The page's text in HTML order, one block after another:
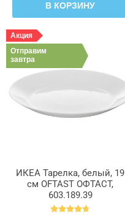
В КОРЗИНУ
Акция
Отправим
завтра
ИКЕА Тарелка, белый, 19
см OFTAST ОФТАСТ,
603.189.39